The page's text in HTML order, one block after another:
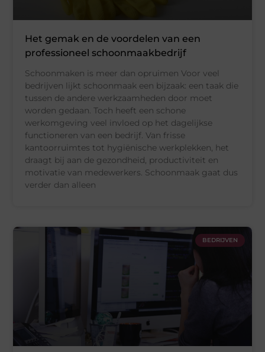
Het gemak en de voordelen van een
professioneel schoonmaakbedrijf
Schoonmaken is meer dan opruimen Voor veel
bedrijven lijkt schoonmaak een bijzaak: een taak die
tussen de andere werkzaamheden door moet
worden gedaan. Toch heeft een schone
werkomgeving veel invloed op het dagelijkse
functioneren van een bedrijf. Van frisse
kantoorruimtes tot hygiënische werkplekken, het
draagt bij aan de gezondheid, productiviteit en
motivatie van medewerkers. Schoonmaak gaat dus
verder dan alleen
BEDRIJVEN